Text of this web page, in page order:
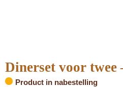
Dinerset voor twee
Product in nabestelling